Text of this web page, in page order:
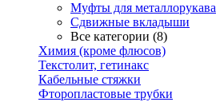
Муфты для металлорукава
Сдвижные вкладыши
Все категории (8)
Химия (кроме флюсов)
Текстолит, гетинакс
Кабельные стяжки
Фторопластовые трубки